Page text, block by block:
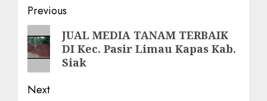
Post
navigation
Previous
Previous
post:
JUAL MEDIA TANAM TERBAIK
DI Kec. Pasir Limau Kapas Kab.
Siak
Next